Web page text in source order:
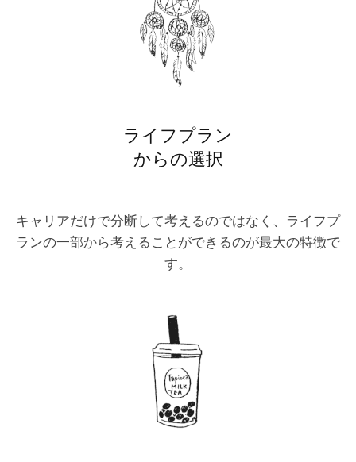
ライフプラン
からの選択
キャリアだけで分断して考えるのではなく、ライフプ
ランの一部から考えることができるのが最大の特徴で
す。